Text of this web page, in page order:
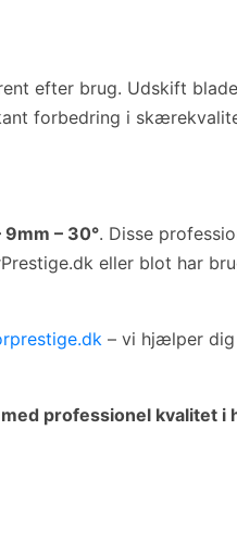
efter brug. Udskift
forbedring i
– 30°. Disse
eller blot har
– vi hjælper dig
professionel kvalitet